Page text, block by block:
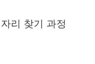
리 찾기 과정